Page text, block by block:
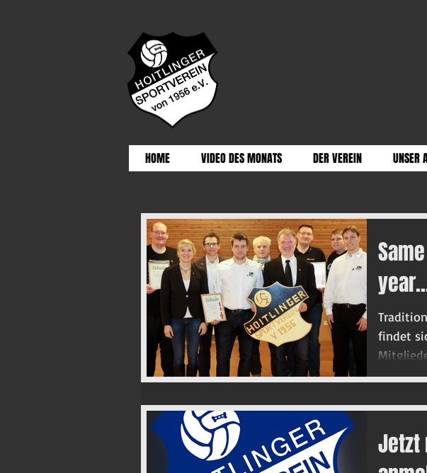
HOME VIDEO DES MONATS DER VEREIN UNSER
findet
Jetzt